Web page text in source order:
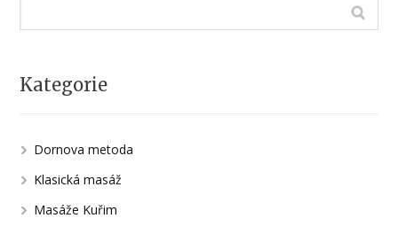
Kategorie
Dornova metoda
Klasická masáž
Masáže Kuřim